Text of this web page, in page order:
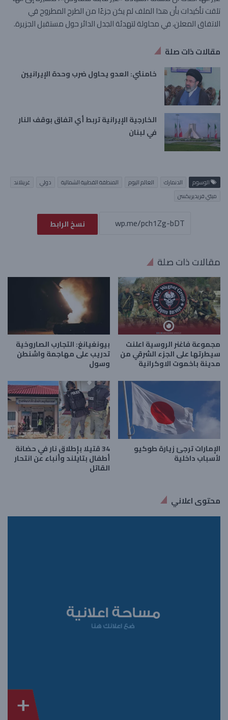
تلقت تأكيدات بأن هذا الملف لم يكن جزءًا من الطرح المطروح في
الاتفاق المعلن، في محاولة لتهدئة الجدل الدائر حول مستقبل الجزيرة.
مقالات ذات صلة
خامنئي: العدو يحاول ضرب وحدة الإيرانيين
الخارجية الإيرانية تربط أي اتفاق بوقف النار
في لبنان
الوسوم الدنمارك العالم اليوم المنطقة القطبية الشمالية دولي
غرينلاند
ميتي فريديريكسن
نسخ الرابط
مقالات ذات صلة
مجموعة فاغنر الروسية اعلنت
سيطرتها على الجزء الشرقي من
مدينة باخموت الاوكرانية
بيونغيانغ: التجارب الصاروخية
تدريب على مهاجمة واشنطن
وسول
الإمارات ترجئ زيارة طوكيو
لأسباب داخلية
34 قتيلا بإطلاق نار في حضانة
أطفال بتايلند وأنباء عن انتحار
القاتل
محتوى اعلاني